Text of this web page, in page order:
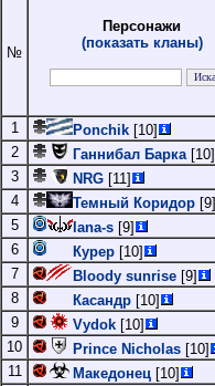
№
Персонажи
(показать кланы)
1
Ponchik [10]
2
Ганнибал Барка[10]
3
NRG [11]
4
Темный Коридор [9]
5
lana-s [9]
6
Курер [10]
7
Bloody sunrise [9]
8
Касандр [10]
9
Vydok [10]
10
Prince Nicholas [10]
11
Македонец [10]